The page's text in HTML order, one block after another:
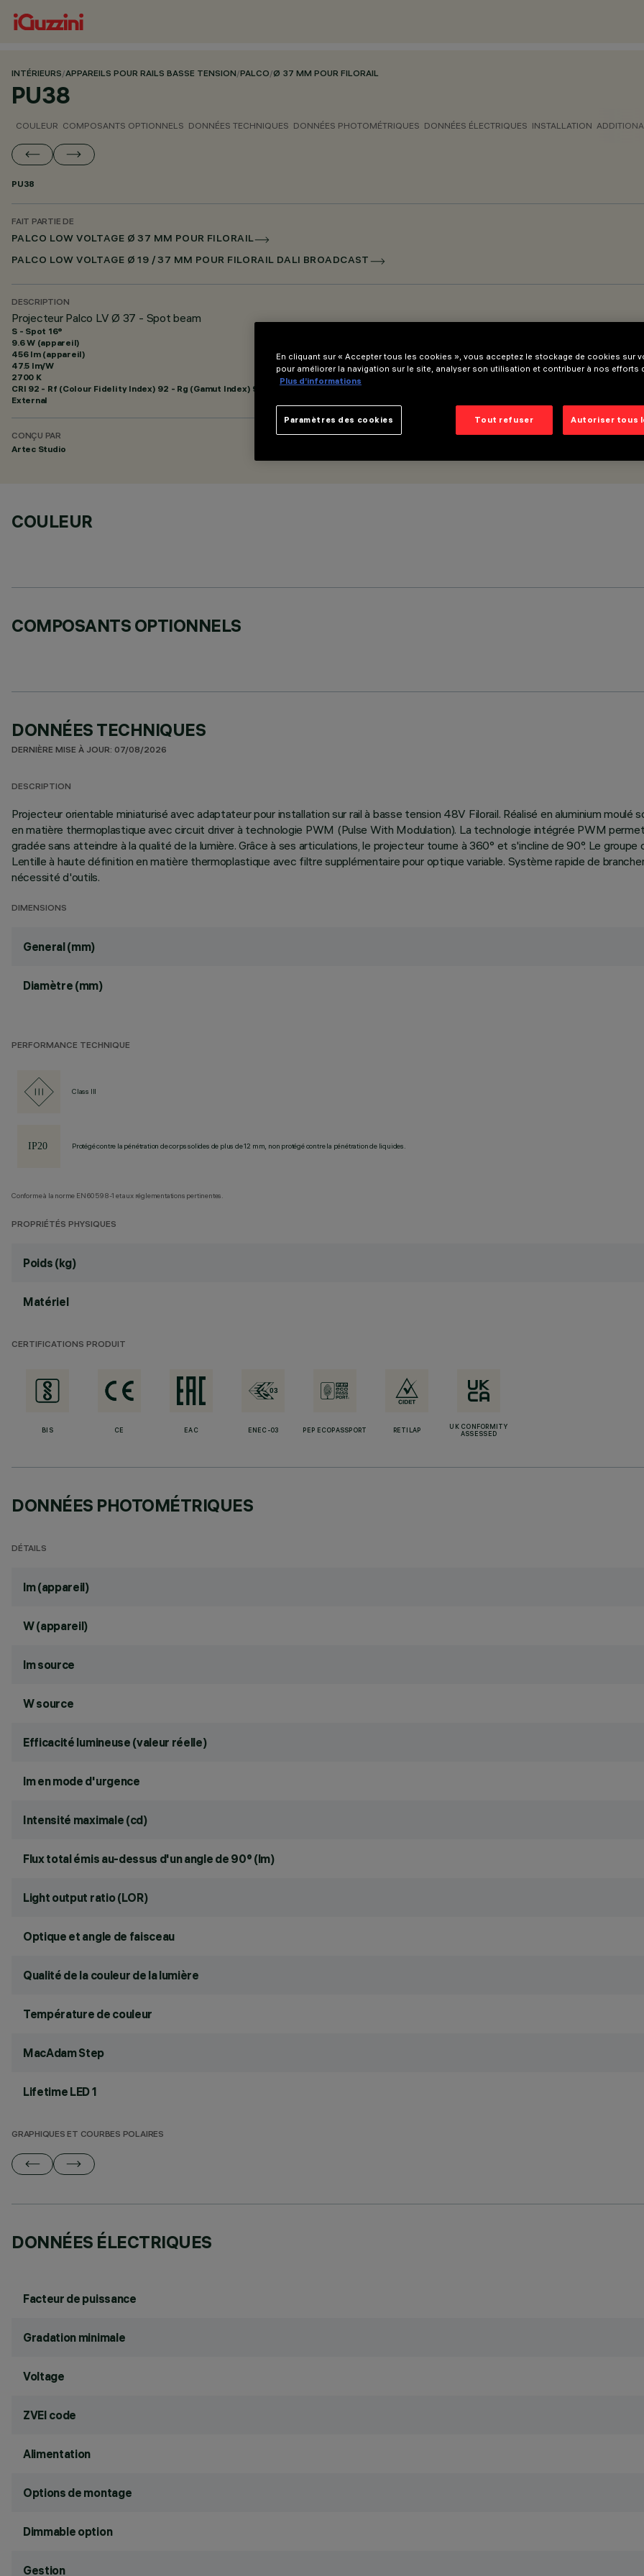
INTÉRIEURS/APPAREILS POUR RAILS BASSE TENSION/PALCO/Ø 37 MM POUR FILORAIL
PU38
COULEUR COMPOSANTS OPTIONNELS DONNÉES TECHNIQUES DONNÉES PHOTOMÉTRIQUES DONNÉES ÉLECTRIQUES INSTALLATION
PU38
FAIT PARTIE DE
PALCO LOW VOLTAGE Ø 37 MM POUR FILORAIL
PALCO LOW VOLTAGE Ø 19 / 37 MM POUR FILORAIL DALI BROADCAST
DESCRIPTION
Projecteur Palco LV Ø 37 - Spot beam
S - Spot 16°
9.6 W (appareil)
456 lm (appareil)
47.5 lm/W
2700 K
CRI 92 - Rf (Colour Fidelity Index) 92 - Rg (Gamut Index) 99
External
CONÇU PAR
Artec Studio
COULEUR
COMPOSANTS OPTIONNELS
DONNÉES TECHNIQUES
DERNIÈRE MISE À JOUR: 07/08/2026
DESCRIPTION
Projecteur orientable miniaturisé avec adaptateur pour installation sur rail à basse tension 48V Filorail. Réalisé en aluminium
en matière thermoplastique avec circuit driver à technologie PWM (Pulse With Modulation). La technologie intégrée PWM
gradée sans atteindre à la qualité de la lumière. Grâce à ses articulations, le projecteur tourne à 360° et s'incline de 90°. Le
Lentille à haute définition en matière thermoplastique avec filtre supplémentaire pour optique variable. Système rapide de
nécessité d'outils.
DIMENSIONS
General (mm)
Diamètre (mm)
PERFORMANCE TECHNIQUE
Class III
Protégé contre la pénétration de corps solides de plus de 12 mm, non protégé contre la pénétration de liquides.
Conforme à la norme EN60598-1 et aux réglementations pertinentes.
PROPRIÉTÉS PHYSIQUES
Poids (kg)
Matériel
CERTIFICATIONS PRODUIT
BIS CE EAC ENEC-03 PEP ECOPASSPORT RETILAP
UK CONFORMITY
ASSESSED
DONNÉES PHOTOMÉTRIQUES
DÉTAILS
lm (appareil)
W (appareil)
lm source
W source
Efficacité lumineuse (valeur réelle)
lm en mode d'urgence
Intensité maximale (cd)
Flux total émis au-dessus d'un angle de 90° (lm)
Light output ratio (LOR)
Optique et angle de faisceau
Qualité de la couleur de la lumière
Température de couleur
MacAdam Step
Lifetime LED 1
GRAPHIQUES ET COURBES POLAIRES
DONNÉES ÉLECTRIQUES
Facteur de puissance
Gradation minimale
Voltage
ZVEI code
Alimentation
Options de montage
Dimmable option
Gestion
En cliquant sur « Accepter tous les cookies », vous acceptez le stockage de cookies sur
pour améliorer la navigation sur le site, analyser son utilisation et contribuer à nos efforts
Plus d’informations
Tout refuser Autoriser tous
Paramètres des cookies